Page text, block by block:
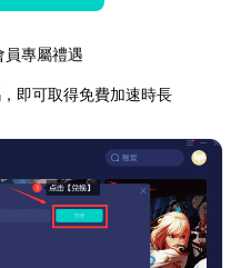
員專屬禮遇
即可取得免費加速時長